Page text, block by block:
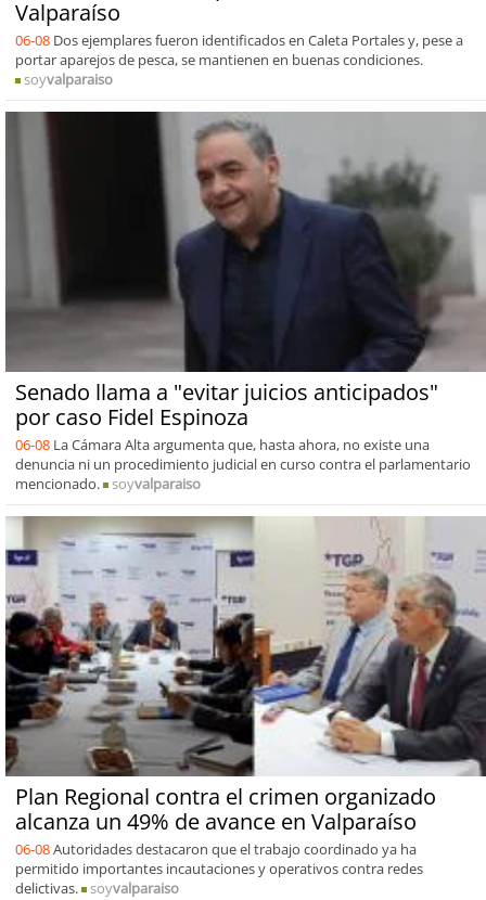
Valparaíso
06-08 Dos ejemplares fueron identificados en Caleta Portales y, pese a
portar aparejos de pesca, se mantienen en buenas condiciones.
soyvalparaiso
Senado llama a "evitar juicios anticipados"
por caso Fidel Espinoza
06-08 La Cámara Alta argumenta que, hasta ahora, no existe una
denuncia ni un procedimiento judicial en curso contra el parlamentario
mencionado.
soyvalparaiso
Plan Regional contra el crimen organizado
alcanza un 49% de avance en Valparaíso
06-08Autoridades destacaron que el trabajo coordinado ya ha
permitido importantes incautaciones y operativos contra redes
delictivas.
soyvalparaiso